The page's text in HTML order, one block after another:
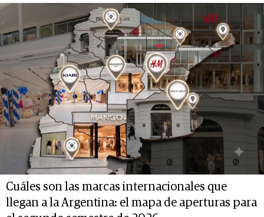
Cuáles son las marcas internacionales que
llegan a la Argentina: el mapa de aperturas para